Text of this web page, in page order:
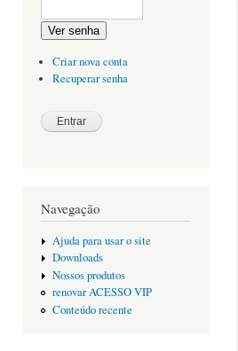
Ver senha
Criar nova conta
Recuperar senha
Navegação
Ajuda para usar o site
Downloads
Nossos produtos
renovar ACESSO VIP
Conteúdo recente